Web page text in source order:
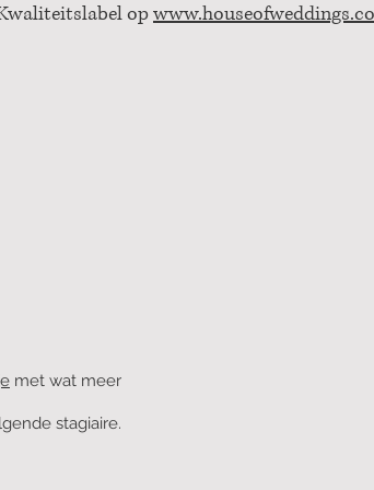
op
met wat meer
stagiaire.